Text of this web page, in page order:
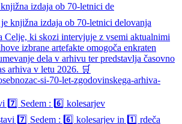
izdaja ob 70-letnici de
7️⃣ Sedem : 6️⃣ kolesarjev